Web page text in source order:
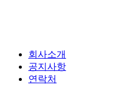
회사소개
공지사항
연락처